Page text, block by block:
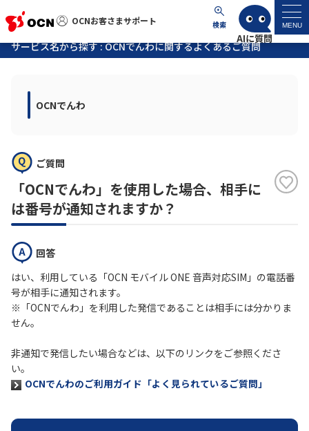
OCNお客さまサポート 検索 MENU
OCNお客さまサポート
マイページ
サポートトップ
よくあるご質問
工事・故障情報
お問い合わせ
お知らせ サポートサイトの使い方
サービス名から探す : OCNでんわに関するよくあるご質問
OCNでんわ
ご質問
「OCNでんわ」を使用した場合、相手に
は番号が通知されますか？
回答
はい、利用している「OCN モバイル ONE 音声対応SIM」の電話番
号が相手に通知されます。
※「OCNでんわ」を利用した発信であることは相手には分かりま
せん。
非通知で発信したい場合などは、以下のリンクをご参照くださ
い。
OCNでんわのご利用ガイド「よく見られているご質問」